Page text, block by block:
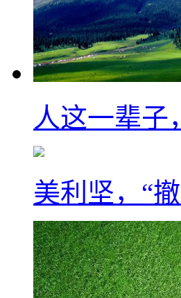
人这一辈子
美利坚，“